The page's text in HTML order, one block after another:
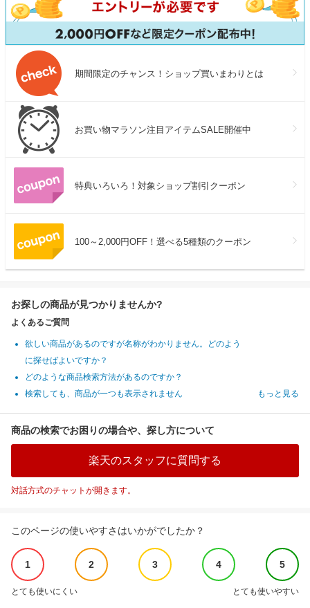
期間限定のチャンス！ショップ買いまわりとは
お買い物マラソン注目アイテムSALE開催中
特典いろいろ！対象ショップ割引クーポン
100～2,000円OFF！選べる5種類のクーポン
お探しの商品が見つかりませんか?
よくあるご質問
欲しい商品があるのですが名称がわかりません。どのよう
に探せばよいですか？
どのような商品検索方法があるのですか？
検索しても、商品が一つも表示されません
もっと見る
商品の検索でお困りの場合や、探し方について
楽天のスタッフに質問する
対話方式のチャットが開きます。
このページの使いやすさはいかがでしたか？
1 2 3 4 5
とても使いにくい とても使いやすい